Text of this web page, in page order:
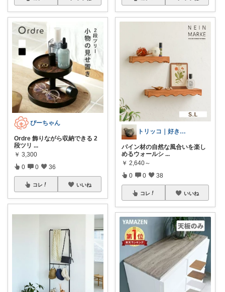
ぴーちゃん
Ordre 飾りながら収納できる 2
段ツリ ...
￥ 3,300
0 0 36
コレ いいね
トリッコ｜好きな雑貨・インテリア
パイン材の自然な風合いを楽し
めるウォールシ ...
￥ 2,640～
0 0 38
コレ いいね